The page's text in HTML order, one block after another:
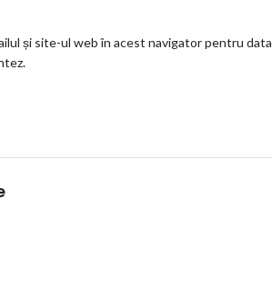
și site-ul web în acest navigator pentru data